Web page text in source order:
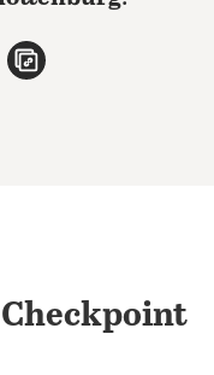
teilen
E-Mail teilen